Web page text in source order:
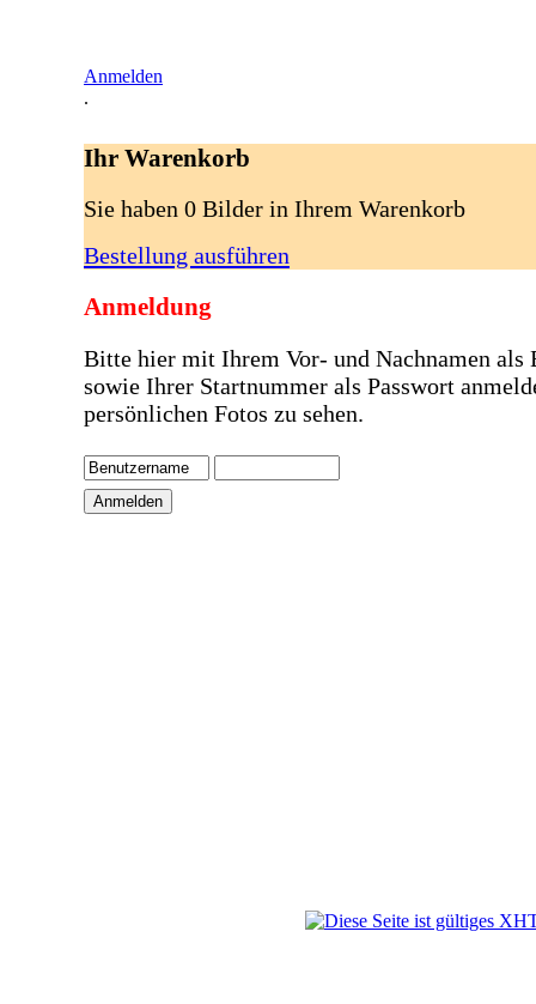
Anmelden
.
Ihr Warenkorb
Sie haben 0 Bilder in Ihrem Warenkorb
Bestellung ausführen
Anmeldung
Bitte hier mit Ihrem Vor- und Nachnamen als
sowie Ihrer Startnummer als Passwort
persönlichen Fotos zu sehen.